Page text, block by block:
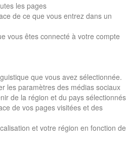
les pages
de ce que vous entrez dans un
vous êtes connecté à votre compte
que vous avez sélectionnée.
les paramètres des médias sociaux
de la région et du pays sélectionnés
de vos pages visitées et des
et votre région en fonction de